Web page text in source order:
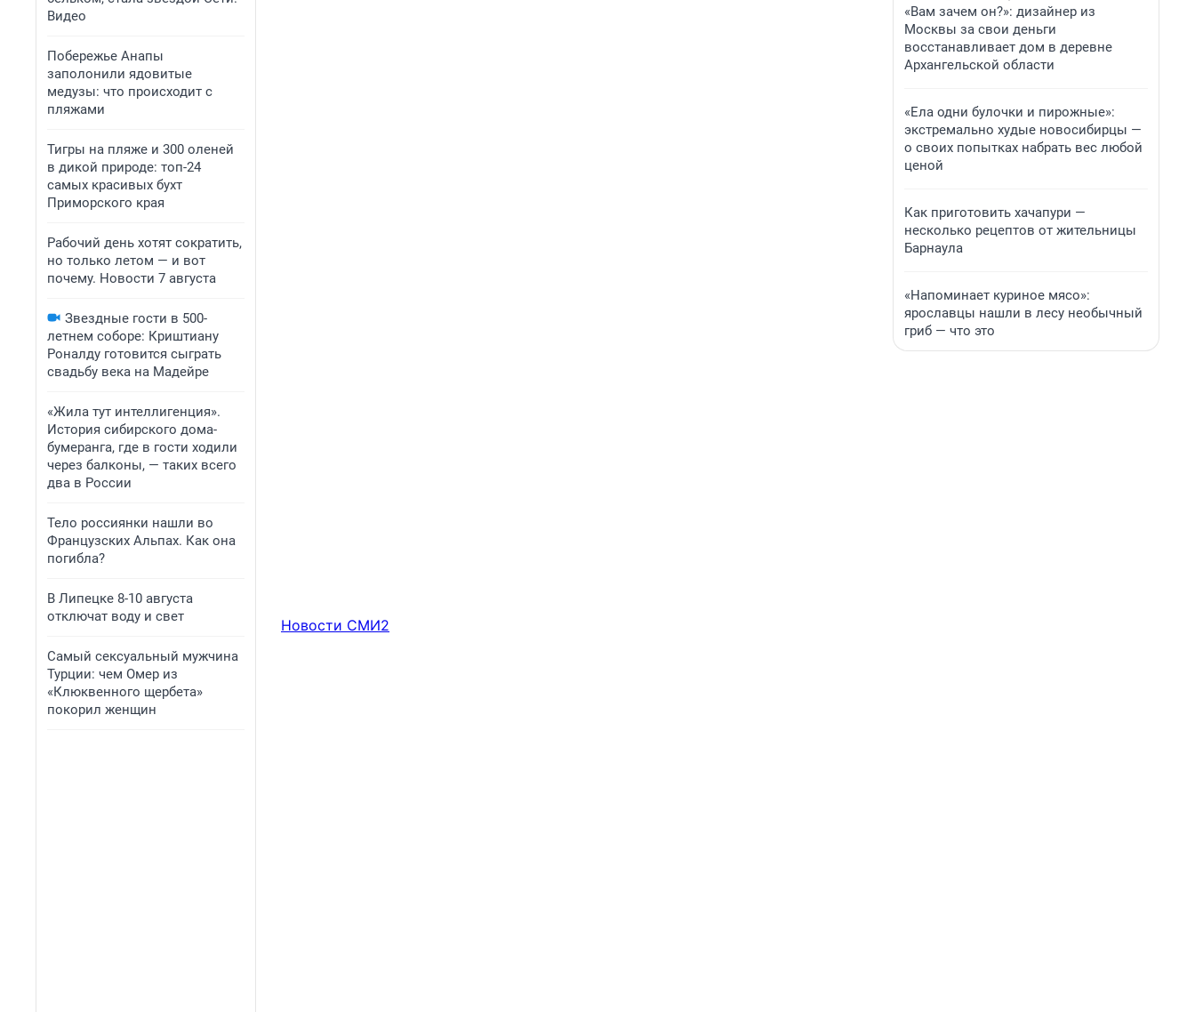
Видео
Побережье Анапы
заполонили ядовитые
медузы: что происходит с
пляжами
Тигры на пляже и 300 оленей
в дикой природе: топ-24
самых красивых бухт
Приморского края
Рабочий день хотят сократить,
но только летом — и вот
почему. Новости 7 августа
Звездные гости в 500-
летнем соборе: Криштиану
Роналду готовится сыграть
свадьбу века на Мадейре
«Жила тут интеллигенция».
История сибирского дома-
бумеранга, где в гости ходили
через балконы, — таких всего
два в России
Тело россиянки нашли во
Французских Альпах. Как она
погибла?
В Липецке 8-10 августа
отключат воду и свет
Самый сексуальный мужчина
Турции: чем Омер из
«Клюквенного щербета»
покорил женщин
Новости СМИ2
«Вам зачем он?»: дизайнер из
Москвы за свои деньги
восстанавливает дом в деревне
Архангельской области
«Ела одни булочки и пирожные»:
экстремально худые новосибирцы —
о своих попытках набрать вес любой
ценой
Как приготовить хачапури —
несколько рецептов от жительницы
Барнаула
«Напоминает куриное мясо»:
ярославцы нашли в лесу необычный
гриб — что это